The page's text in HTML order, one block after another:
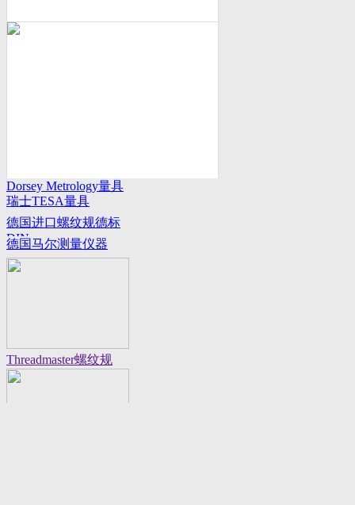
Dorsey Metrology量具
系列
瑞士TESA量具
德国进口螺纹规德标
DIN
德国马尔测量仪器
Threadmaster螺纹规